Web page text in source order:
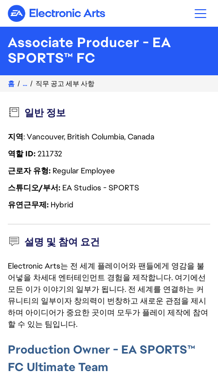
Electronic Arts
Associate Producer - EA
SPORTS™ FC
홈 ... 직무 공고 세부 사항
일반 정보
지역: Vancouver, British Columbia, Canada
역할 ID211732
근로자 유형 Regular Employee
스튜디오/부서 EA Studios - SPORTS
유연근무제 Hybrid
설명 및 참여 요건
Electronic Arts는 전 세계 플레이어와 팬들에게 영감을 불
어넣을 차세대 엔터테인먼트 경험을 제작합니다. 여기에선
모든 이가 이야기의 일부가 됩니다. 전 세계를 연결하는 커
뮤니티의 일부이자 창의력이 번창하고 새로운 관점을 제시
하며 아이디어가 중요한 곳이며 모두가 플레이 제작에 참여
할 수 있는 팀입니다.
Production Owner - EA SPORTS™
FC Ultimate Team